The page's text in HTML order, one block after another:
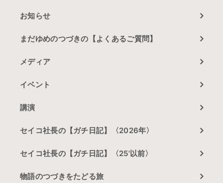
お知らせ
まだゆめのつづきの【よくあるご質問】
メディア
イベント
講演
セイコ社長の【ガチ日記】〈2026年〉
セイコ社長の【ガチ日記】〈25'以前〉
物語のつづきをたどる旅